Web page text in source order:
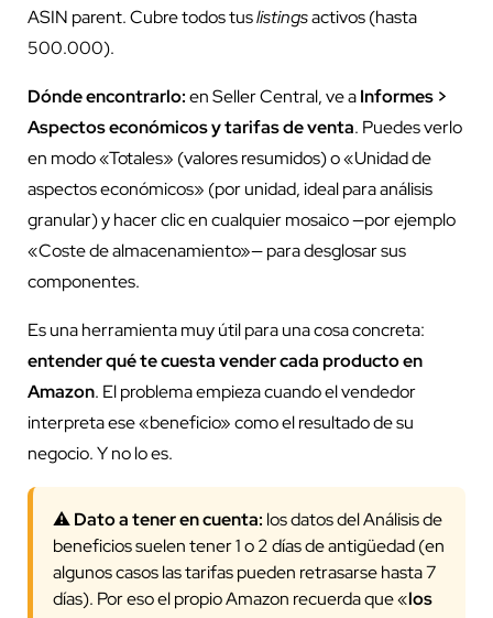
ASIN parent. Cubre todos tuslistingsactivos (hasta
500.000).
Dónde encontrarlo:en Seller Central, ve aInformes >
Aspectos económicos y tarifas de venta. Puedes verlo
en modo «Totales» (valores resumidos) o «Unidad de
aspectos económicos» (por unidad, ideal para análisis
granular) y hacer clic en cualquier mosaico —por ejemplo
«Coste de almacenamiento»— para desglosar sus
componentes.
Es una herramienta muy útil para una cosa concreta:
entender qué te cuesta vender cada producto en
Amazon. El problema empieza cuando el vendedor
interpreta ese «beneficio» como el resultado de su
negocio. Y no lo es.
⚠️Dato a tener en cuenta: los datos del Análisis de
beneficios suelen tener 1 o 2 días de antigüedad (en
algunos casos las tarifas pueden retrasarse hasta 7
días). Por eso el propio Amazon recuerda que «los